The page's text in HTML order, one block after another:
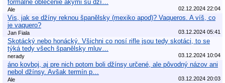
formálne oblečenie akými sú dží…
Ale 02.12.2024 22:04
Vis, jak se džíny reknou španělsky (mexiko apod)? Vaqueros. A víš, co
je vaquero?
Jan Fiala 03.12.2024 05:41
Skotácký nebo honácký. Všichni co nosí rifle jsou tedy skotáci, to se
týká tedy všech španělsky mluv…
nerady 03.12.2024 10:04
áno kovboj, aj pre nich potom boli džínsy určené, ale pôvodný názov ani
nebol džínsy. Avšak termín p…
Ale 03.12.2024 20:03